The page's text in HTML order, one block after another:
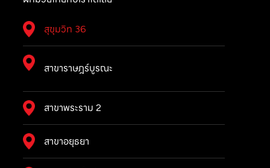
สุขุมวิท 36
สาขาราษฎร์บูรณะ
สาขาพระราม 2
สาขาอยุธยา